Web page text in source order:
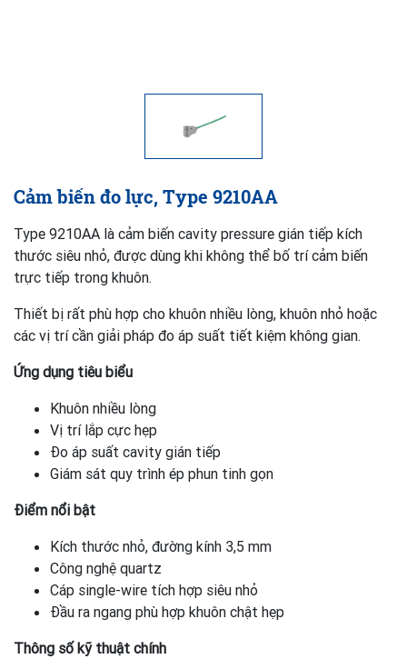
Cảm biến đo lực, Type 9210AA
Type 9210AA là cảm biến cavity pressure gián tiếp kích
thước siêu nhỏ, được dùng khi không thể bố trí cảm biến
trực tiếp trong khuôn.
Thiết bị rất phù hợp cho khuôn nhiều lòng, khuôn nhỏ hoặc
các vị trí cần giải pháp đo áp suất tiết kiệm không gian.
Ứng dụng tiêu biểu
Khuôn nhiều lòng
Vị trí lắp cực hẹp
Đo áp suất cavity gián tiếp
Giám sát quy trình ép phun tinh gọn
Điểm nổi bật
Kích thước nhỏ, đường kính 3,5 mm
Công nghệ quartz
Cáp single-wire tích hợp siêu nhỏ
Đầu ra ngang phù hợp khuôn chật hẹp
Thông số kỹ thuật chính